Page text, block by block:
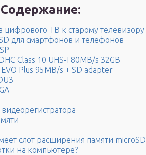
Содержание:
цифрового ТВ к старому телевизору
для смартфонов и телефонов
Class 10 UHS-I 80MB/s 32GB
Plus 95MB/s + SD adapter
слот расширения памяти microSD
на компьютере?